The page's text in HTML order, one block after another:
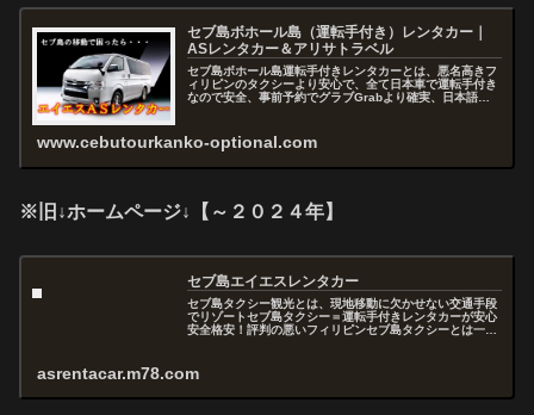
セブ島ボホール島（運転手付き）レンタカー｜
ASレンタカー＆アリサトラベル
セブ島ボホール島運転手付きレンタカーとは、悪名高きフ
ィリピンのタクシーより安心で、全て日本車で運転手付き
なので安全、事前予約でグラブGrabより確実、日本語で
www.cebutourkanko-optional.com
※旧↓ホームページ↓【～２０２４年】
セブ島エイエスレンタカー
セブ島タクシー観光とは、現地移動に欠かせない交通手段
でリゾートセブ島タクシー＝運転手付きレンタカーが安心
安全格安！評判の悪いフィリピンセブ島タクシーとは一味
asrentacar.m78.com